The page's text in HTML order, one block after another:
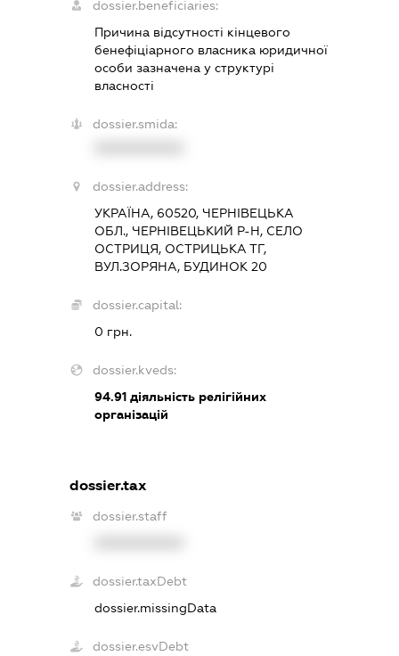
dossier.beneficiaries:
Причина відсутності кінцевого
бенефіціарного власника юридичної
особи зазначена у структурі
власності
dossier.smida:
dossier.address:
УКРАЇНА, 60520, ЧЕРНІВЕЦЬКА
ОБЛ., ЧЕРНІВЕЦЬКИЙ Р-Н, СЕЛО
ОСТРИЦЯ, ОСТРИЦЬКА ТГ,
ВУЛ.ЗОРЯНА, БУДИНОК 20
dossier.capital:
0 грн.
dossier.kveds:
94.91 діяльність релігійних
організацій
dossier.tax
dossier.staff
dossier.taxDebt
dossier.missingData
dossier.esvDebt